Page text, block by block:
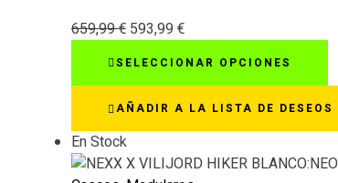
la
659,99€ 593,99 €
SELECCIONAR OPCIONES
AÑADIR A LA LISTA DE DESEOS
En Stock